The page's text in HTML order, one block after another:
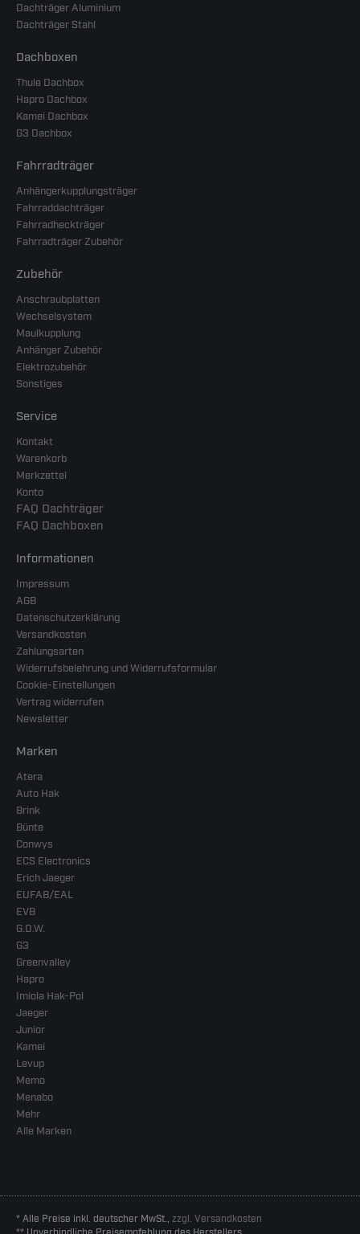
Dachträger Aluminium
Dachträger Stahl
Dachboxen
Thule Dachbox
Hapro Dachbox
Kamei Dachbox
G3 Dachbox
Fahrradträger
Anhängerkupplungsträger
Fahrraddachträger
Fahrradheckträger
Fahrradträger Zubehör
Zubehör
Anschraubplatten
Wechselsystem
Maulkupplung
Anhänger Zubehör
Elektrozubehör
Sonstiges
Service
Kontakt
Warenkorb
Merkzettel
Konto
FAQ Dachträger
FAQ Dachboxen
Informationen
Impressum
AGB
Datenschutzerklärung
Versandkosten
Zahlungsarten
Widerrufsbelehrung und Widerrufsformular
Cookie-Einstellungen
Vertrag widerrufen
Newsletter
Marken
Atera
Auto Hak
Brink
Bünte
Conwys
ECS Electronics
Erich Jaeger
EUFAB/EAL
EVB
G.D.W.
G3
Greenvalley
Hapro
Imiola Hak-Pol
Jaeger
Junior
Kamei
Levup
Memo
Menabo
Mehr
Alle Marken
* Alle Preise inkl. deutscher MwSt., zzgl. Versandkosten